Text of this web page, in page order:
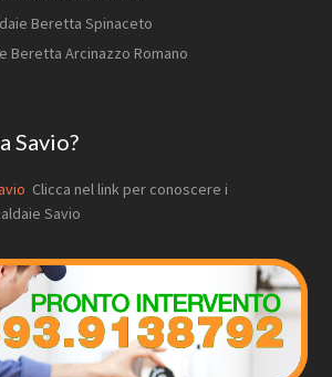
Beretta Spinaceto
Beretta Arcinazzo Romano
Savio?
Clicca nel link per conoscere i
Savio